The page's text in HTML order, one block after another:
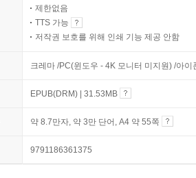
제한없음
TTS 가능
저작권 보호를 위해 인쇄 기능 제공 안함
크레마 /PC(윈도우 - 4K 모니터 미지원) /아
EPUB(DRM) | 31.53MB
약 8.7만자, 약 3만 단어, A4 약 55쪽
9791186361375